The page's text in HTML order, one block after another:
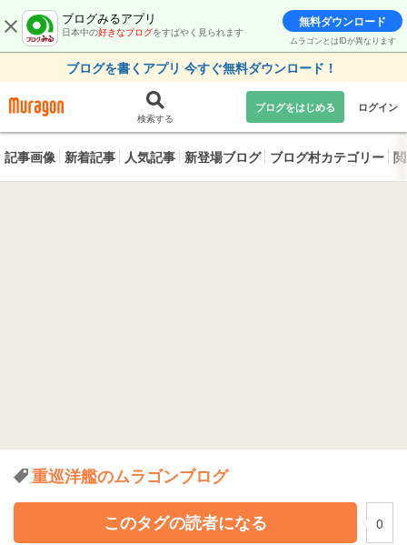
ブログみるアプリ
日本中の好きなブログをすばやく見られます
無料ダウンロード
ムラゴンとはIDが異なります
ブログを書くアプリ 今すぐ無料ダウンロード！
検索する
ブログをはじめる ログイン
記事画像 新着記事 人気記事 新登場ブログ ブログ村カテゴリー
重巡洋艦のムラゴンブログ
このタグの読者になる
0